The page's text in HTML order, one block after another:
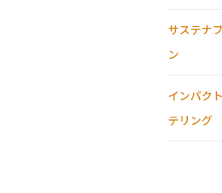
サステナ
ン
インパク
テリング